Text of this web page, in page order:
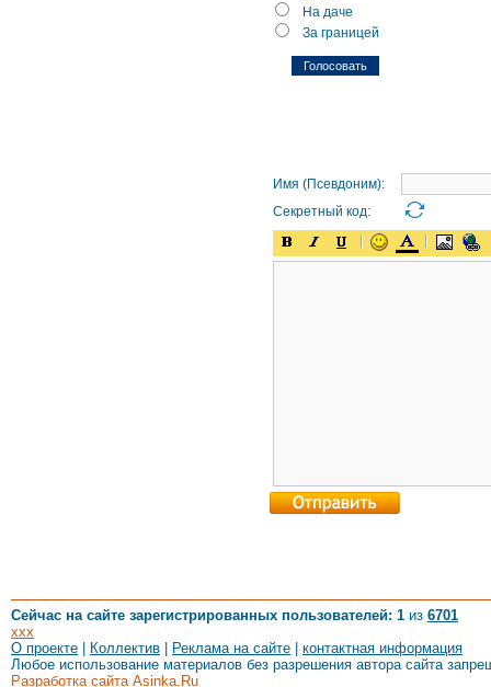
На даче
За границей
Имя (Псевдоним):
Секретный код:
Сейчас на сайте зарегистрированных пользователей: 1 из 6701
xxx
О проекте
Коллектив Реклама на сайте
контактная информация
Любое использование материалов без разрешения автора сайта
Разработка сайта Asinka.Ru